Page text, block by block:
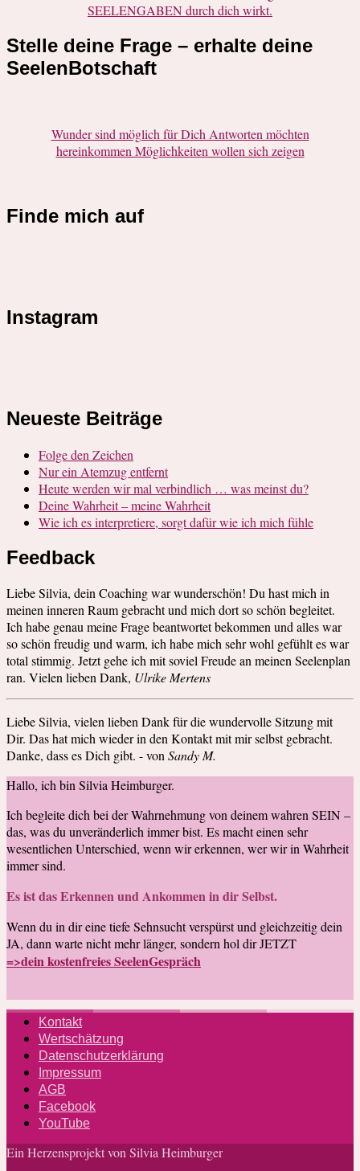
SEELENGABEN durch dich wirkt.
Stelle deine Frage – erhalte deine
SeelenBotschaft
Wunder sind möglich für Dich Antworten möchten
hereinkommen Möglichkeiten wollen sich zeigen
Finde mich auf
Instagram
Neueste Beiträge
Folge den Zeichen
Nur ein Atemzug entfernt
Heute werden wir mal verbindlich … was meinst du?
Deine Wahrheit – meine Wahrheit
Wie ich es interpretiere, sorgt dafür wie ich mich fühle
Feedback
Liebe Silvia, dein Coaching war wunderschön! Du hast mich in
meinen inneren Raum gebracht und mich dort so schön begleitet.
Ich habe genau meine Frage beantwortet bekommen und alles war
so schön freudig und warm, ich habe mich sehr wohl gefühlt es war
total stimmig. Jetzt gehe ich mit soviel Freude an meinen Seelenplan
ran. Vielen lieben Dank, Ulrike Mertens
Liebe Silvia, vielen lieben Dank für die wundervolle Sitzung mit
Dir. Das hat mich wieder in den Kontakt mit mir selbst gebracht.
Danke, dass es Dich gibt. - vonSandy M.
Hallo, ich bin Silvia Heimburger.
Ich begleite dich bei der Wahrnehmung von deinem wahren SEIN –
das, was du unveränderlich immer bist. Es macht einen sehr
wesentlichen Unterschied, wenn wir erkennen, wer wir in Wahrheit
immer sind.
Es ist das Erkennen und Ankommen in dir Selbst.
Wenn du in dir eine tiefe Sehnsucht verspürst und gleichzeitig dein
JA, dann warte nicht mehr länger, sondern hol dir JETZT
=>dein kostenfreies SeelenGespräch
Kontakt
Wertschätzung
Datenschutzerklärung
Impressum
AGB
Facebook
YouTube
Ein Herzensprojekt von Silvia Heimburger